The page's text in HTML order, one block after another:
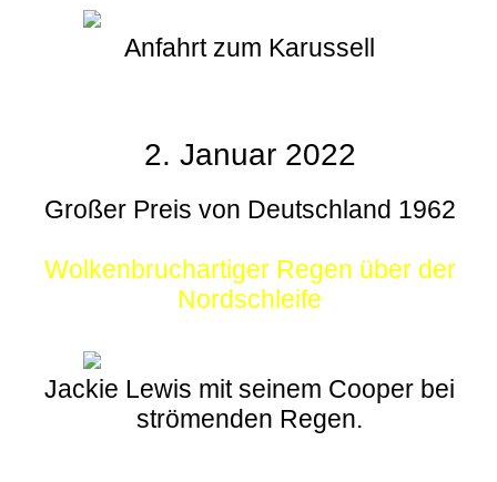
Anfahrt zum Karussell
2. Januar 2022
Großer Preis von Deutschland 1962
Wolkenbruchartiger Regen über der
Nordschleife
Jackie Lewis mit seinem Cooper bei
strömenden Regen.